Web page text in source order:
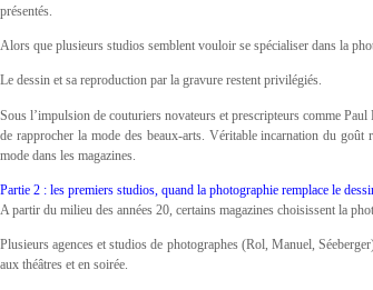
présentés.
Alors que plusieurs studios semblent vouloir se spécialiser dans la
Le dessin et sa reproduction par la gravure restent privilégiés.
Sous l’impulsion de couturiers novateurs et prescripteurs comme
de rapprocher la mode des beaux-arts. Véritable incarnation du goût
mode dans les magazines.
Partie 2 : les premiers studios, quand la photographie remplace le
A partir du milieu des années 20, certains magazines choisissent la
Plusieurs agences et studios de photographes (Rol, Manuel,
aux théâtres et en soirée.